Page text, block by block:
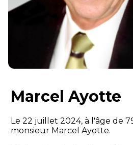
Marcel Ayotte
Le 22 juillet 2024, à l'âge de
monsieur Marcel Ayotte.